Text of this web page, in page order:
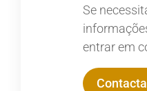
Se
entrar em